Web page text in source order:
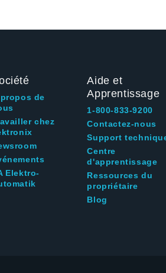
de
chez
Elektro-
Aide et
Apprentissage
1-800-833-9200
Contactez-nous
Support
Centre
d'apprentissage
Ressources du
propriétaire
Blog